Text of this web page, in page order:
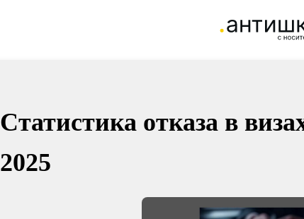
Статистика отказа в
2025